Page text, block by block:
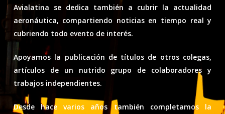
Avialatina se dedica también a cubrir la actualidad
aeronáutica, compartiendo noticias en tiempo real y
cubriendo todo evento de interés.
Apoyamos la publicación de títulos de otros colegas,
artículos de un nutrido grupo de colaboradores y
trabajos independientes.
Desde hace varios años también completamos la